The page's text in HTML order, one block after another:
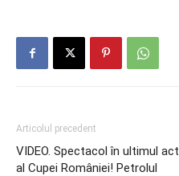
Articolul precedent
VIDEO. Spectacol în ultimul act
al Cupei României! Petrolul